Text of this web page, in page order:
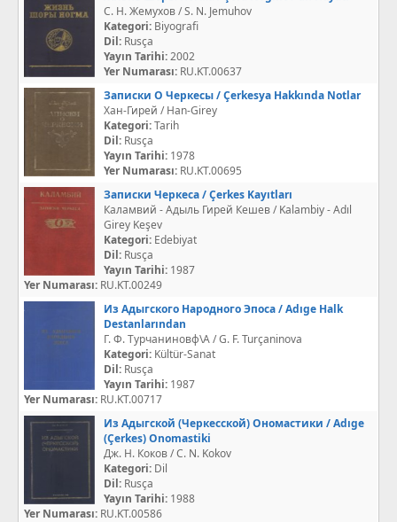
С. Н. Жемухов / S. N. Jemuhov
Kategori: Biyografi
Dil: Rusça
Yayın Tarihi:2002
Yer Numarası: RU.KT.00637
Записки О Черкесы / Çerkesya Hakkında Notlar
Хан-Гирей / Han-Girey
Kategori:Tarih
Dil: Rusça
Yayın Tarihi: 1978
Yer Numarası: RU.KT.00695
Записки Черкеса / Çerkes Kayıtları
Каламвий - Адыль Гирей Кешев / Kalambiy - Adıl
Girey Keşev
Kategori: Edebiyat
Dil: Rusça
Yayın Tarihi: 1987
Yer Numarası: RU.KT.00249
Из Адыгского Народного Эпоса / Adıge Halk
Destanlarından
Г. Ф. Турчаниновф\А / G. F. Turçaninova
Kategori: Kültür-Sanat
Dil: Rusça
Yayın Tarihi: 1987
Yer Numarası: RU.KT.00717
Из Адыгской (Черкесской) Ономастики / Adıge
(Çerkes) Onomastiki
Дж. Н. Коков / C. N. Kokov
Kategori: Dil
Dil: Rusça
Yayın Tarihi: 1988
Yer Numarası: RU.KT.00586